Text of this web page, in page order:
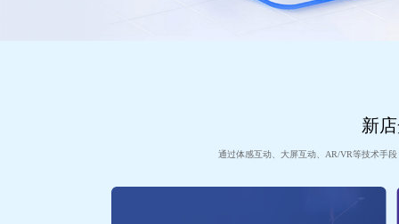
新
通过体感互动、大屏互动、AR/VR等技术手